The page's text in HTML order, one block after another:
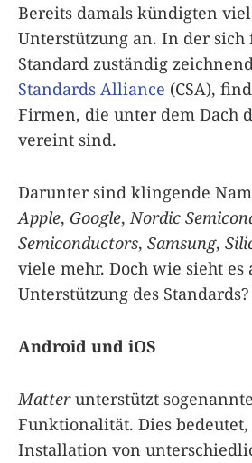
Bereits damals kündigten
Unterstützung an. In der
Standard zuständig
Standards Alliance (CSA),
Firmen, die unter dem Dach
vereint sind.
Darunter sind klingende
Apple, Google, Nordic
Semiconductors, Samsung,
viele mehr. Doch wie sieht es
Unterstützung des Standards?
Android und iOS
Matterunterstützt
Funktionalität. Dies
Installation von